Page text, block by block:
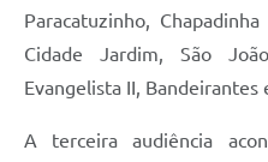
Paracatuzinho,
Cidade Jardim, São
Evangelista II, Bandeirantes
A terceira audiência